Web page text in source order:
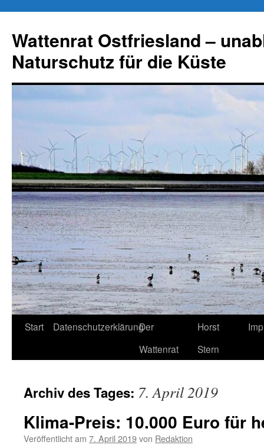
springen
Wattenrat Ostfriesland –
Naturschutz für die Küste
Start DatenschutzerklärungDer
Wattenrat
Horst
Stern
Archiv des Tages: 7. April 2019
Klima-Preis: 10.000 Euro für
Veröffentlicht am 7. April 2019von Redaktion